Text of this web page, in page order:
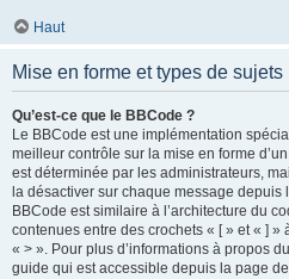
Haut
Mise en forme et types de sujets
Qu’est-ce que le BBCode ?
Le BBCode est une implémentation
meilleur contrôle sur la mise en forme
est déterminée par les administrateurs,
la désactiver sur chaque message
BBCode est similaire à l’architecture du
contenues entre des crochets « [ » et « ] »
« > ». Pour plus d’informations à propos
guide qui est accessible depuis la page